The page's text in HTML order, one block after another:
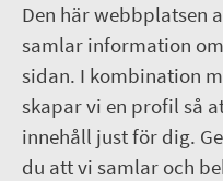
Den här webbplatsen
samlar information
sidan. I kombination
skapar vi en profil så
innehåll just för dig.
du att vi samlar och
Infoteket Play - vår
018-611 66 77